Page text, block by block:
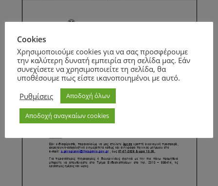
Cookies
Χρησιμοποιούμε cookies για να σας προσφέρουμε
την καλύτερη δυνατή εμπειρία στη σελίδα μας. Εάν
συνεχίσετε να χρησιμοποιείτε τη σελίδα, θα
υποθέσουμε πως είστε ικανοποιημένοι με αυτό.
Ρυθμίσεις
Αποδοχή όλων
Αποδοχή αναγκαίων cookies